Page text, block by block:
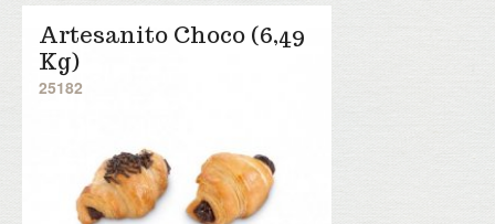
Artesanito Choco (6,49
Kg)
25182